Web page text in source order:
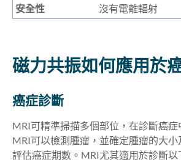
安全性 沒有電離輻射
磁力共振如何應用於
癌症診斷
MRI可精準掃描多個部位，在診斷癌症
MRI可以檢測腫瘤，並確定腫瘤的大
評估癌症期數。MRI尤其適用於診斷以